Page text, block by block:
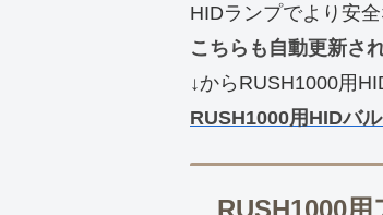
HIDランプでより安
こちらも自動更新さ
↓からRUSH1000用
RUSH1000用HIDバ
RUSH1000